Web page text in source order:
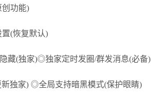
功能)
(恢复默认)
藏(独家)◎独家定时发圈/群发消息(必备)
新独家) ◎全局支持暗黑模式(保护眼睛)